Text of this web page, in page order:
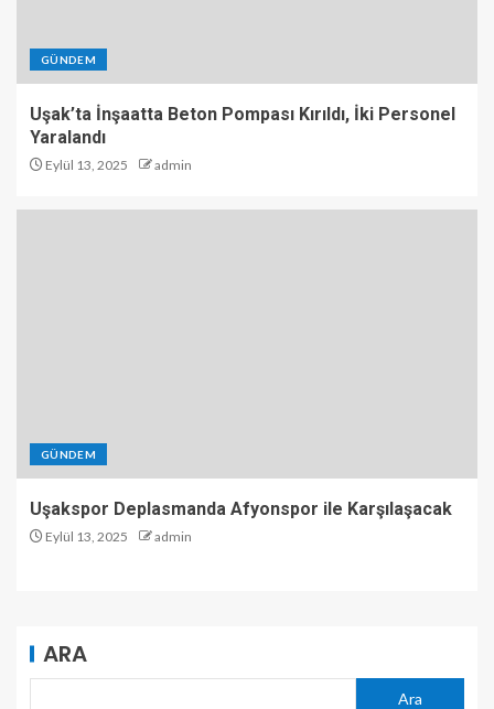
GÜNDEM
Uşak’ta İnşaatta Beton Pompası Kırıldı, İki Personel
Yaralandı
Eylül 13, 2025 admin
GÜNDEM
Uşakspor Deplasmanda Afyonspor ile Karşılaşacak
Eylül 13, 2025 admin
ARA
Ara